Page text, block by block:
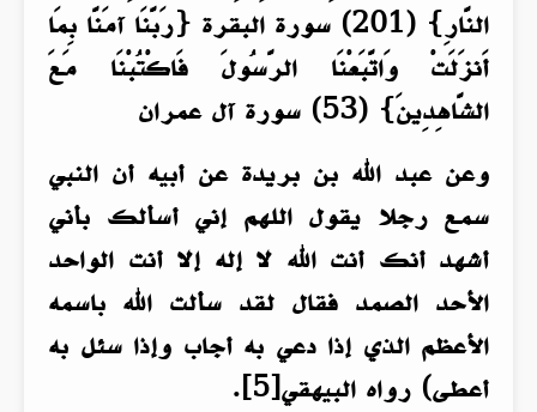
النَّارِ} (201) سورة البقرة {رَبَّنَا آمَنَّا بِمَا
أَنزَلَتْ وَاتَّبَعْنَا الرَّسُولَ فَاكْتُبْنَا مَعَ
الشَّاهِدِينَ} (53) سورة آل عمران
وعن عبد الله بن بريدة عن أبيه أن النبي
سمع رجلا يقول اللهم إني أسألك بأني
أشهد أنك أنت الله لا إله إلا أنت الواحد
الأحد الصمد فقال لقد سألت الله باسمه
الأعظم الذي إذا دعي به أجاب وإذا سئل به
أعطى) رواه البيهقي[5].